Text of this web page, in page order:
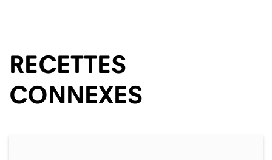
RECETTES
CONNEXES